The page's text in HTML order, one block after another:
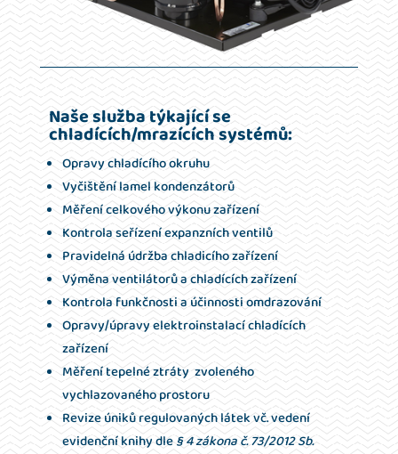
Naše služba týkající se
chladících/mrazících systémů:
Opravy chladícího okruhu
Vyčištění lamel kondenzátorů
Měření celkového výkonu zařízení
Kontrola seřízení expanzních ventilů
Pravidelná údržba chladicího zařízení
Výměna ventilátorů a chladících zařízení
Kontrola funkčnosti a účinnosti omdrazování
Opravy/úpravy elektroinstalací chladících
zařízení
Měření tepelné ztráty zvoleného
vychlazovaného prostoru
Revize úniků regulovaných látek vč. vedení
evidenční knihy dle§ 4 zákona č. 73/2012 Sb.